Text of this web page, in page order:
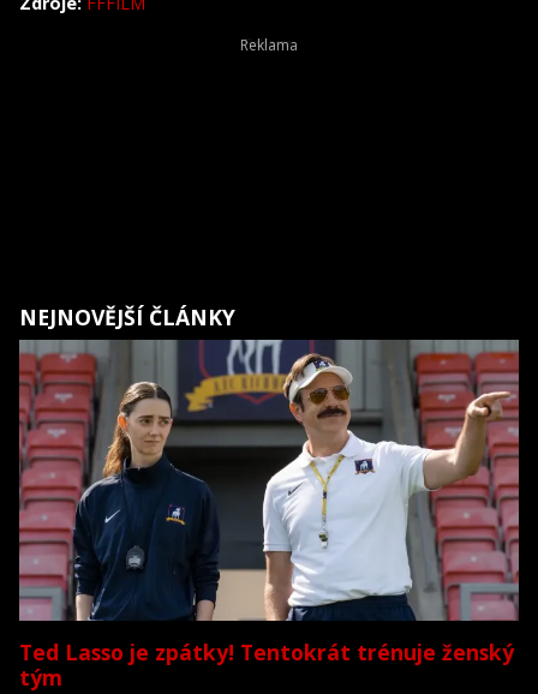
NEJNOVĚJŠÍ ČLÁNKY
Ted Lasso je zpátky! Tentokrát trénuje ženský
tým